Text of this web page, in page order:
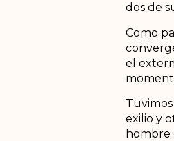
dos de
Como
el
exilio y
hombre